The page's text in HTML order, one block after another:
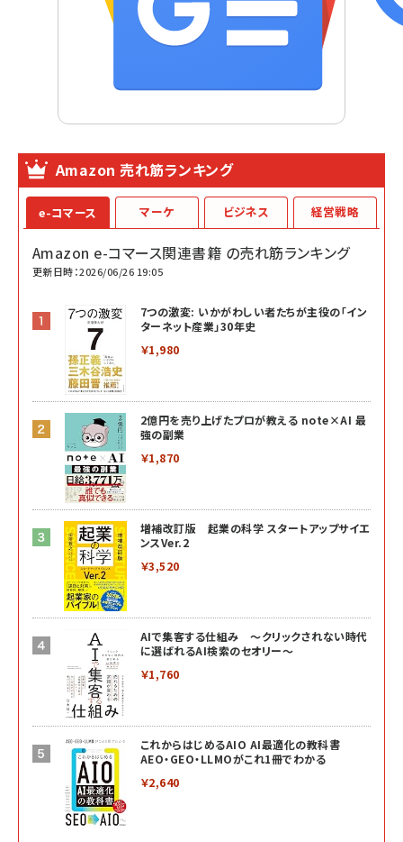
Amazon 売れ筋ランキング
e-コマース
Amazon e-コマース関連書籍 の売れ筋ランキング
更新日時：2026/06/26 19:05
7つの激変: いかがわしい者たちが主役の「イン
ターネット産業」30年史
￥1,980
2億円を売り上げたプロが教える note×AI 最
強の副業
￥1,870
増補改訂版 起業の科学 スタートアップサイエ
ンスVer.2
￥3,520
AIで集客する仕組み ～クリックされない時代
に選ばれるAI検索のセオリー～
￥1,760
これからはじめるAIO AI最適化の教科書
AEO・GEO・LLMOがこれ1冊でわかる
￥2,640
マーケ ビジネス 経営戦略